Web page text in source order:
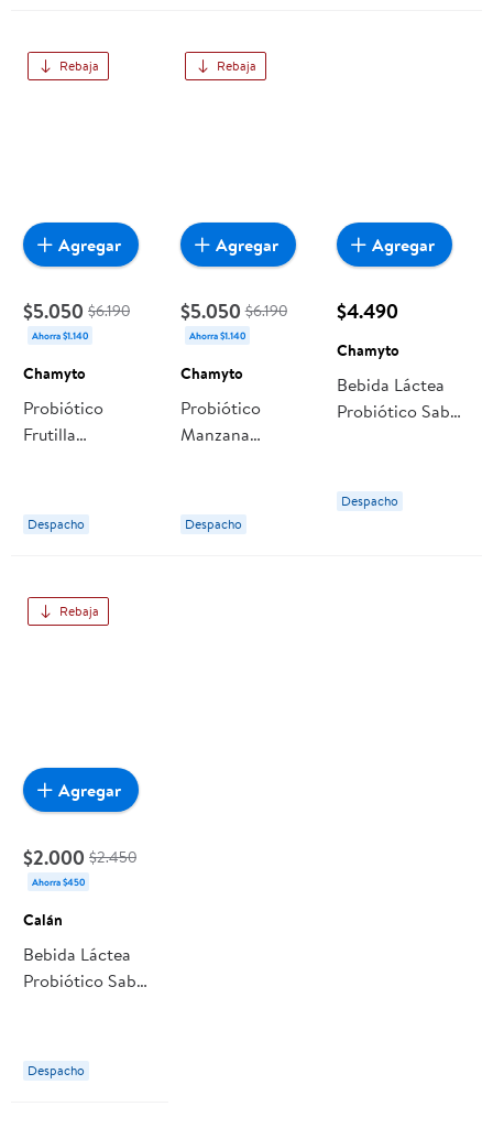
Rebaja
$5.050 $6.190
Ahorra $1.140
Chamyto
Probiótico
Frutilla
Chamyto
Despacho
Agregar
Rebaja
$5.050 $6.190
Ahorra $1.140
Chamyto
Probiótico
Manzana
Despacho
Agregar
$4.490
Chamyto
Bebida Láctea
Probiótico Sabor
Botella 80ml
Chamyto
Despacho
Agregar
Rebaja
$2.000 $2.450
Ahorra $450
Calán
Bebida Láctea
Probiótico Sabor
Botellas 90 cc
c/u Calán
Despacho
Agregar